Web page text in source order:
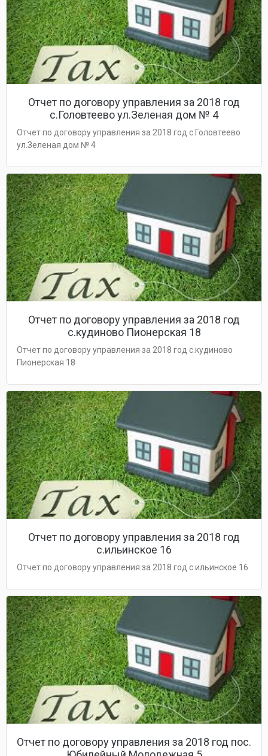
Отчет по договору управления за 2018 год
с.Головтеево ул.Зеленая дом № 4
Отчет по договору управления за 2018 год с.Головтеево
ул.Зеленая дом № 4
Отчет по договору управления за 2018 год
с.кудиново Пионерская 18
Отчет по договору управления за 2018 год с.кудиново
Пионерская 18
Отчет по договору управления за 2018 год
с.ильинское 16
Отчет по договору управления за 2018 год с.ильинское 16
Отчет по договору управления за 2018 год пос.